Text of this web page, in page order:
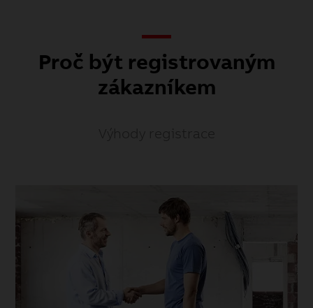
Proč být registrovaným
zákazníkem